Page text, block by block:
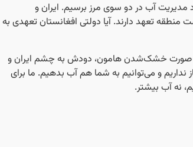
مدیریت آب در دو سوی مرز برسیم. ایران و
تعهد دارند. آیا دولتی افغانستان تعهدی به
خشک‌شدن هامون، دودش به چشم ایران و
نداریم و می‌توانیم به شما هم آب بدهیم. ما برای
نه آب بیشتر.